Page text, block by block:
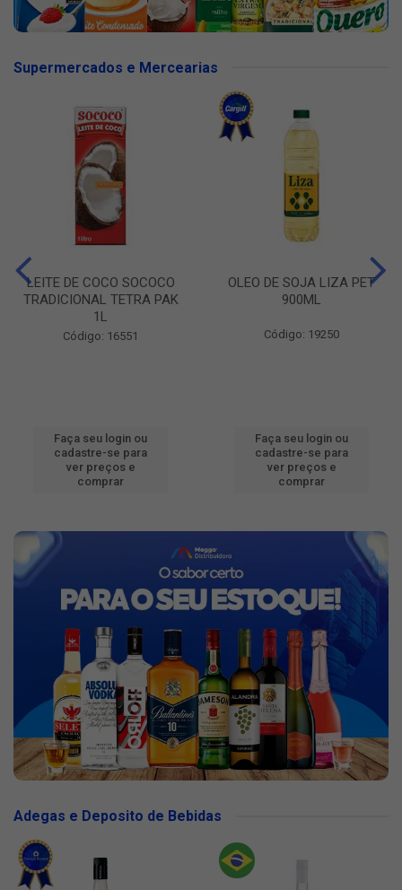
Supermercados e Mercearias
LEITE DE COCO SOCOCO
TRADICIONAL TETRA PAK
1L
Código: 16551
Faça seu login ou
cadastre-se para
ver preços e
comprar
OLEO DE SOJA LIZA PET
900ML
Código: 19250
Faça seu login ou
cadastre-se para
ver preços e
comprar
Adegas e Deposito de Bebidas